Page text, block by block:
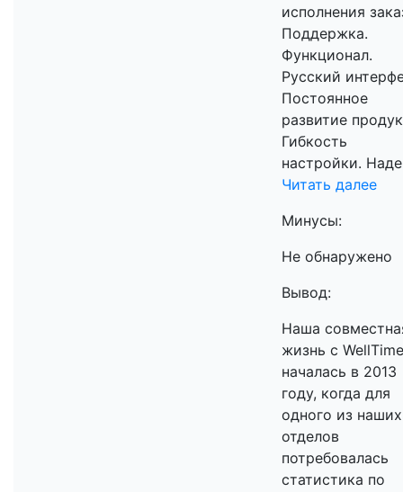
исполнения
Поддержка.
Функционал.
Русский
Постоянное
развитие
Гибкость
настройки.
Читать далее
Минусы:
Не обнаружено
Вывод:
Наша
жизнь с WellTime
началась в 2013
году, когда для
одного из наших
отделов
потребовалась
статистика по